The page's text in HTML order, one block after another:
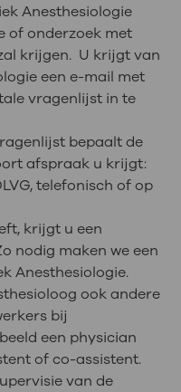
Anesthesiologie
of onderzoek met
krijgen. U krijgt van
een e-mail met
vragenlijst in te
bepaalt de
afspraak u krijgt:
telefonisch of op
krijgt u een
nodig maken we een
Anesthesiologie.
ook andere
bij
een physician
of co-assistent.
van de